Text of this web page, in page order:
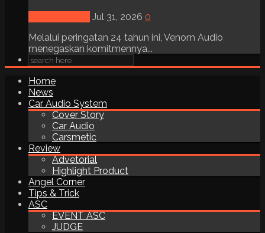
Jul 31, 2026 0
Melalui peringatan 24 tahun ini, Venom Audio
menegaskan komitmennya...
Home
News
Car Audio System
Cover Story
Car Audio
Carsmetic
Review
Advetorial
Highlight Product
Angel Corner
Tips & Trick
ASC
EVENT ASC
JUDGE